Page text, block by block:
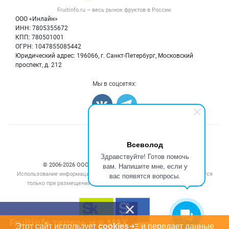
Всеволод
Здравствуйте! Готов помочь
вам. Напишите мне, если у
вас появятся вопросы.
Fruitinfo теперь и в MAX
Fruitinfo.ru – весь рынок фруктовв России.
ООО «Инлайн»
ИНН: 7805355672
КПП: 780501001
ОГРН: 1047855085442
Юридический адрес: 196066, г. Санкт-Петербург, Московский
проспект, д. 212
Политика обработки персональных данных
Фрукты
Мы в соцсетях:
© 2006‑2026 ООО “Инлайн”. 12+ Все права защищены.
Использование информации, размещенной на данном сайте, допускается
только при размещении активной гиперссылки на сайт
fruitinfo.ru
Этот сайт использует cookies и передает данные